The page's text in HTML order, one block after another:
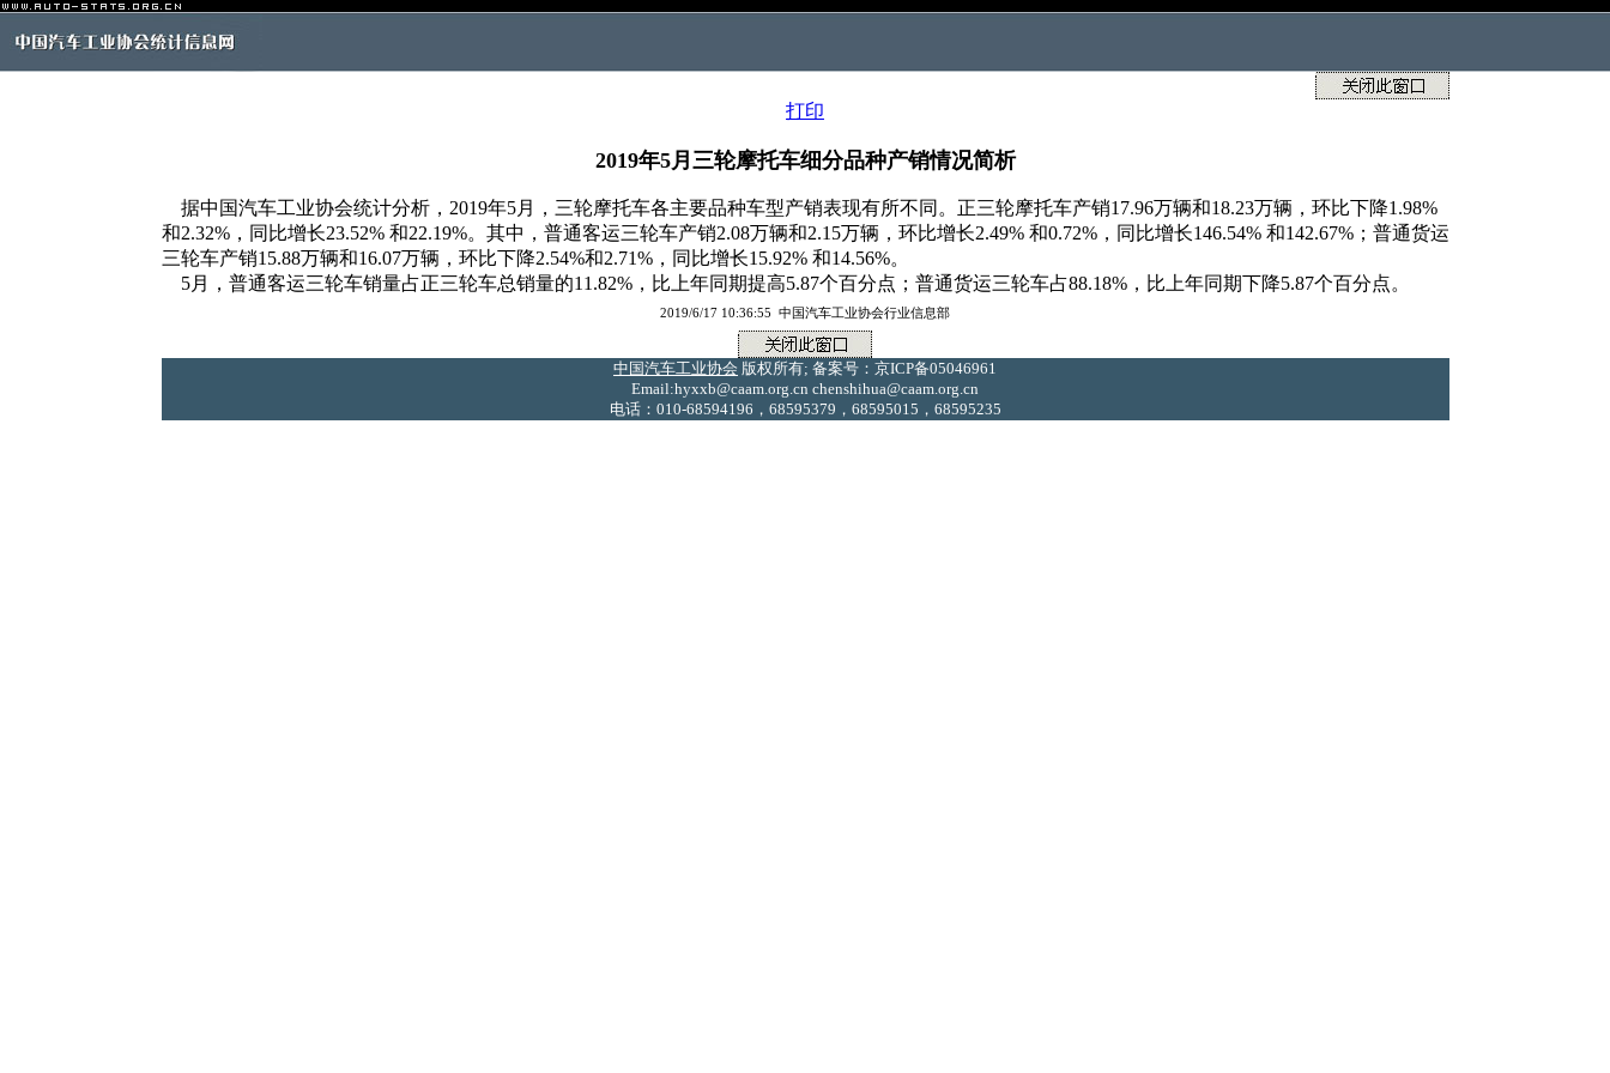
打印
2019年5月三轮摩托车细分品种产销情况简析
据中国汽车工业协会统计分析，2019年5月，三轮摩托车各主要品种车型产销表现有所不同。正三轮摩托车产销17.96万辆和18.23万辆，环比下降1.98%
和2.32%，同比增长23.52% 和22.19%。其中，普通客运三轮车产销2.08万辆和2.15万辆，环比增长2.49% 和0.72%，同比增长146.54% 和142.67%；普通货运
三轮车产销15.88万辆和16.07万辆，环比下降2.54%和2.71%，同比增长15.92% 和14.56%。
5月，普通客运三轮车销量占正三轮车总销量的11.82%，比上年同期提高5.87个百分点；普通货运三轮车占88.18%，比上年同期下降5.87个百分点。
2019/6/17 10:36:55 中国汽车工业协会行业信息部
中国汽车工业协会 版权所有; 备案号：京ICP备05046961
Email:hyxxb@caam.org.cn chenshihua@caam.org.cn
电话：010-68594196，68595379，68595015，68595235